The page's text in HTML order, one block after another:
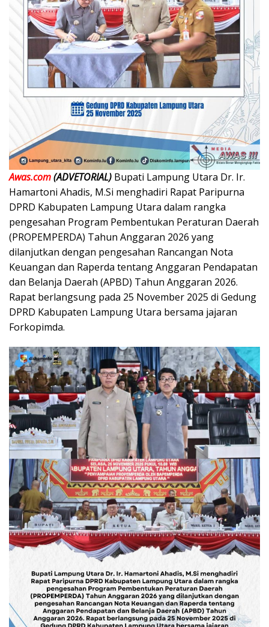
Awas.com(ADVETORIAL) Bupati Lampung Utara Dr. Ir.
Hamartoni Ahadis, M.Si menghadiri Rapat Paripurna
DPRD Kabupaten Lampung Utara dalam rangka
pengesahan Program Pembentukan Peraturan Daerah
(PROPEMPERDA) Tahun Anggaran 2026 yang
dilanjutkan dengan pengesahan Rancangan Nota
Keuangan dan Raperda tentang Anggaran Pendapatan
dan Belanja Daerah (APBD) Tahun Anggaran 2026.
Rapat berlangsung pada 25 November 2025 di Gedung
DPRD Kabupaten Lampung Utara bersama jajaran
Forkopimda.